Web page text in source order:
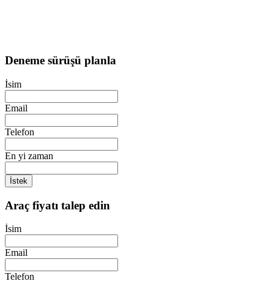
Deneme sürüşü planla
İsim
Email
Telefon
En yi zaman
İstek
Araç fiyatı talep edin
İsim
Email
Telefon